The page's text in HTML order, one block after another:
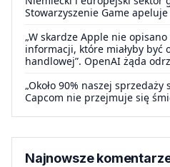
Stowarzyszenie Game
„W skardze Apple nie
informacji, które miałyby być
handlowej”. OpenAI żąda
„Około 90% naszej
Capcom nie przejmuje się
Najnowsze